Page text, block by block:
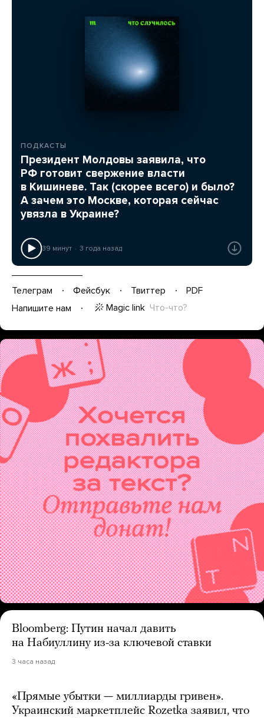
ПОДКАСТЫ
Президент Молдовы заявила, что
РФ готовит свержение власти
в Кишиневе. Так (скорее всего) и было?
А зачем это Москве, которая сейчас
увязла в Украине?
39 минут 3 года назад
Телеграм Фейсбук Твиттер
PDF
Напишите нам
Magic link Что-что?
Bloomberg: Путин начал давить
на Набиуллину из-за ключевой ставки
3 часа назад
«Прямые убытки — миллиарды гривен».
Украинский маркетплейс Rozetka заявил, что